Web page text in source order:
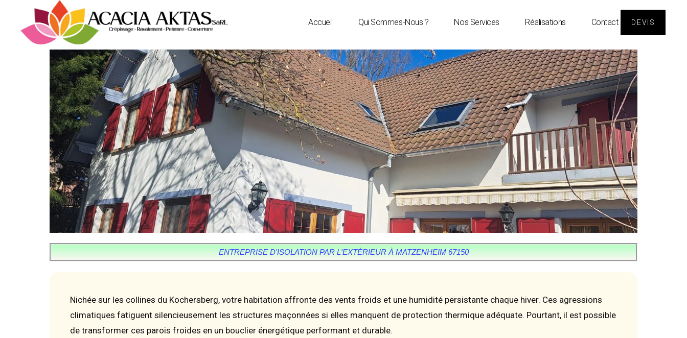
Accueil Qui Sommes-Nous ? Nos Services Réalisations Contact DEVIS
ENTREPRISE D'ISOLATION PAR L'EXTÉRIEUR À MATZENHEIM 67150
Nichée sur les collines du Kochersberg, votre habitation affronte des vents froids et une humidité persistante chaque hiver. Ces agressions
climatiques fatiguent silencieusement les structures maçonnées si elles manquent de protection thermique adéquate. Pourtant, il est possible
de transformer ces parois froides en un bouclier énergétique performant et durable.